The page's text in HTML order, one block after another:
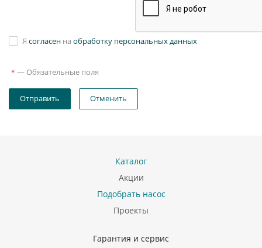
Я согласен на обработку персональных данных
* — Обязательные поля
Отправить Отменить
Каталог
Акции
Подобрать насос
Проекты
Гарантия и сервис